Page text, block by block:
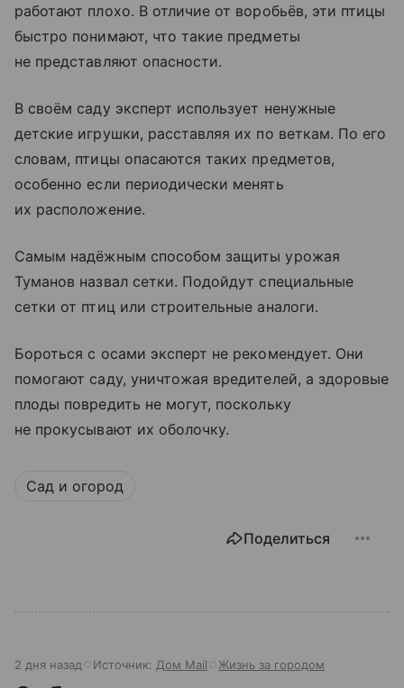
работают плохо. В отличие от воробьёв, эти птицы
быстро понимают, что такие предметы
не представляют опасности.
В своём саду эксперт использует ненужные
детские игрушки, расставляя их по веткам. По его
словам, птицы опасаются таких предметов,
особенно если периодически менять
их расположение.
Самым надёжным способом защиты урожая
Туманов назвал сетки. Подойдут специальные
сетки от птиц или строительные аналоги.
Бороться с осами эксперт не рекомендует. Они
помогают саду, уничтожая вредителей, а здоровые
плоды повредить не могут, поскольку
не прокусывают их оболочку.
Сад и огород
Поделиться
2 дня назад Источник: Дом Mail Жизнь за городом